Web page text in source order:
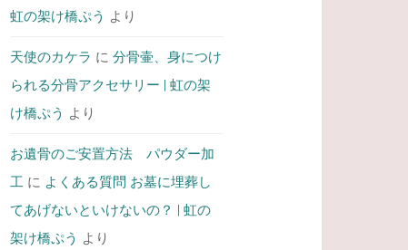
虹の架け橋ぷう より
天使のカケラ に分骨壷、身につけ
られる分骨アクセサリー | 虹の架
け橋ぷう より
お遺骨のご安置方法 パウダー加
工 に よくある質問 お墓に埋葬し
てあげないといけないの？ | 虹の
架け橋ぷう より